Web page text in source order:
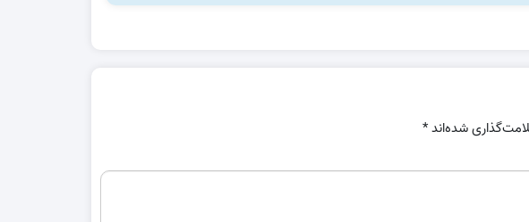
شده‌اند*